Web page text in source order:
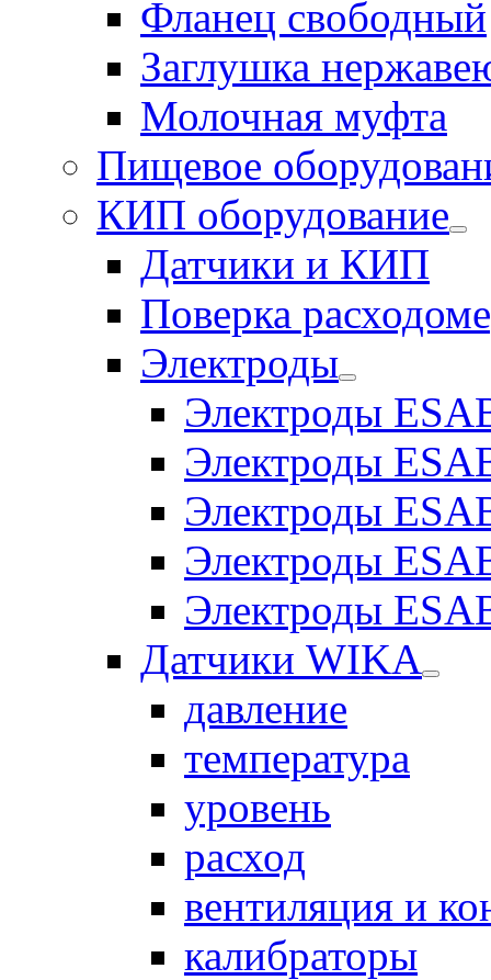
Фланец свободный
Заглушка
Молочная муфта
Пищевое
КИП оборудование
Датчики и КИП
Поверка
Электроды
Электроды
Электроды
Электроды
Электроды
Электроды
Датчики WIKA
давление
температура
уровень
расход
вентиляция и
калибраторы